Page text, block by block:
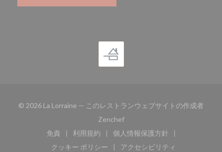
© 2026 La Lorraine — このレストランウェブサイトの作成者
Zenchef((新しいウィンドウで開きます))
免責
((新しいウィンドウで開きます))
利用規約
((新しいウィンドウで開きます))
個人情報保護方針
((新しいウィンドウで開
クッキー ポリシー
アクセシビリティ